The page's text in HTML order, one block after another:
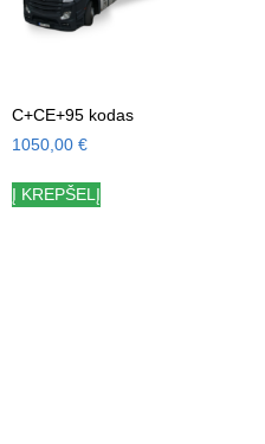
C+CE+95 kodas
1050,00 €
Į KREPŠELĮ